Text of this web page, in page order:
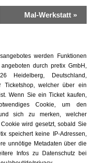
Mal-Werkstatt »
werden Funktionen
durch pretix GmbH,
Heidelberg, Deutschland,
Ticketshop, welcher über ein
Wenn Sie ein Ticket kaufen,
Cookie, um den
sich zu merken, welcher
wird gesetzt, sobald Sie
speichert keine IP-Adressen,
unnötige Metadaten über die
Infos zu Datenschutz bei